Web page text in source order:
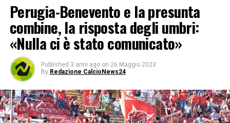
Perugia-Benevento e la presunta
combine, la risposta degli umbri:
«Nulla ci è stato comunicato»
Published 3 anni ago on 26 Maggio 2023
By Redazione CalcioNews24